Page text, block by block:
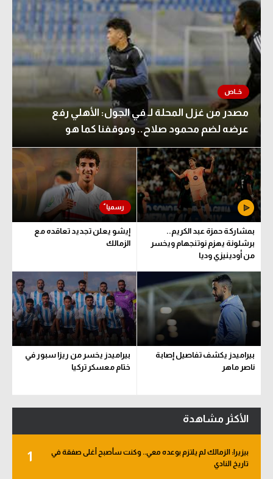
مصدر من غزل المحلة لـ في الجول: الأهلي رفع
عرضه لضم محمود صلاح.. وموقفنا كما هو
بمشاركة حمزة عبد الكريم..
برشلونة يهزم نوتنجهام ويخسر
من أودينيزي وديا
إيشو يعلن تجديد تعاقده مع
الزمالك
بيراميدز يكشف تفاصيل إصابة
ناصر ماهر
بيراميدز يخسر من ريزا سبور في
ختام معسكر تركيا
الأكثر مشاهدة
1
بيزيرا: الزمالك لم يلتزم بوعده معي.. وكنت سأصبح أغلى صفقة في
تاريخ النادي